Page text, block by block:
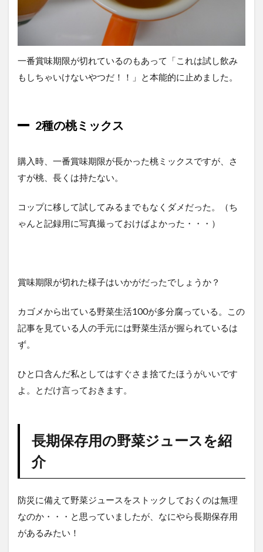
一番賞味期限が切れているのもあって「これは試し飲み
もしちゃいけないやつだ！！」と本能的に止めました。
2種の桃ミックス
購入時、一番賞味期限が長かった桃ミックスですが、さ
すが桃、長くは持たない。
コップに移して試してみるまでもなくダメだった。（ち
ゃんと記録用に写真撮っておけばよかった・・・）
賞味期限が切れた様子はいかがだったでしょうか？
カゴメから出ている野菜生活100が多分腐っている。この
記事を見ている人の手元には野菜生活が握られているは
ず。
ひと口含んだ私としてはすぐさま捨てたほうがいいです
よ。とだけ言っておきます。
長期保存用の野菜ジュースを紹
介
防災に備えて野菜ジュースをストックしておくのは無理
なのか・・・と思っていましたが、なにやら長期保存用
があるみたい！